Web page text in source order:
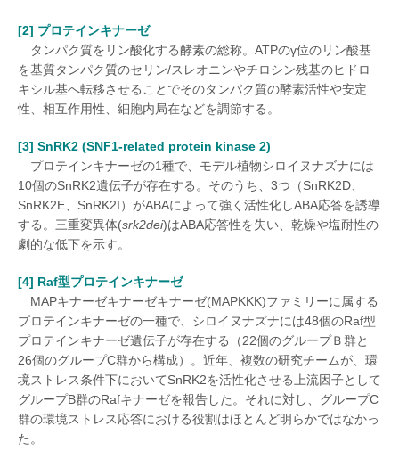
[2] プロテインキナーゼ
タンパク質をリン酸化する酵素の総称。ATPのγ位のリン酸基
を基質タンパク質のセリン/スレオニンやチロシン残基のヒドロ
キシル基へ転移させることでそのタンパク質の酵素活性や安定
性、相互作用性、細胞内局在などを調節する。
[3] SnRK2 (SNF1-related protein kinase 2)
プロテインキナーゼの1種で、モデル植物シロイヌナズナには
10個のSnRK2遺伝子が存在する。そのうち、3つ（SnRK2D、
SnRK2E、SnRK2I）がABAによって強く活性化しABA応答を誘導
する。三重変異体(srk2dei)はABA応答性を失い、乾燥や塩耐性の
劇的な低下を示す。
[4] Raf型プロテインキナーゼ
MAPキナーゼキナーゼキナーゼ(MAPKKK)ファミリーに属する
プロテインキナーゼの一種で、シロイヌナズナには48個のRaf型
プロテインキナーゼ遺伝子が存在する（22個のグループＢ群と
26個のグループC群から構成）。近年、複数の研究チームが、環
境ストレス条件下においてSnRK2を活性化させる上流因子として
グループB群のRafキナーゼを報告した。それに対し、グループC
群の環境ストレス応答における役割はほとんど明らかではなかっ
た。